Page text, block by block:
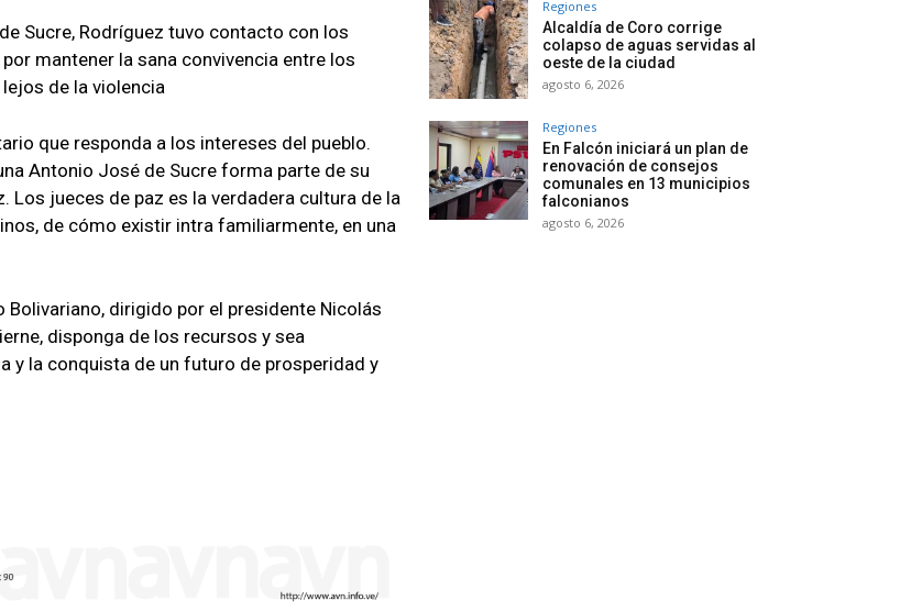
Sucre, Rodríguez tuvo contacto con los
mantener la sana convivencia entre los
de la violencia
que responda a los intereses del pueblo.
Antonio José de Sucre forma parte de su
jueces de paz es la verdadera cultura de la
de cómo existir intra familiarmente, en una
dirigido por el presidente Nicolás
disponga de los recursos y sea
y la conquista de un futuro de prosperidad y
Regiones
Alcaldía de Coro corrige
colapso de aguas servidas al
oeste de la ciudad
agosto 6, 2026
Regiones
En Falcón iniciará un plan de
renovación de consejos
comunales en 13 municipios
falconianos
agosto 6, 2026